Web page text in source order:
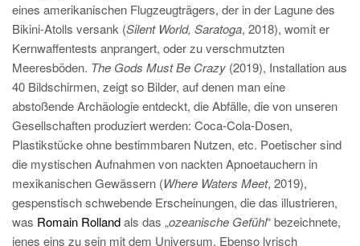
eines amerikanischen Flugzeugträgers, der in der Lagune des
Bikini-Atolls versank (Silent World, Saratoga, 2018), womit er
Kernwaffentests anprangert, oder zu verschmutzten
Meeresböden. The Gods Must Be Crazy (2019), Installation aus
40 Bildschirmen, zeigt so Bilder, auf denen man eine
abstoßende Archäologie entdeckt, die Abfälle, die von unseren
Gesellschaften produziert werden: Coca-Cola-Dosen,
Plastikstücke ohne bestimmbaren Nutzen, etc. Poetischer sind
die mystischen Aufnahmen von nackten Apnoetauchern in
mexikanischen Gewässern (Where Waters Meet, 2019),
gespenstisch schwebende Erscheinungen, die das illustrieren,
was Romain Rollandals das „ozeanische Gefühl“ bezeichnete,
jenes eins zu sein mit dem Universum. Ebenso lyrisch